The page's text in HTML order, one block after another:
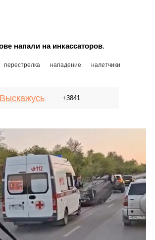
напали на инкассаторов.
перестрелка нападение
налетчики
Выскажусь +3841